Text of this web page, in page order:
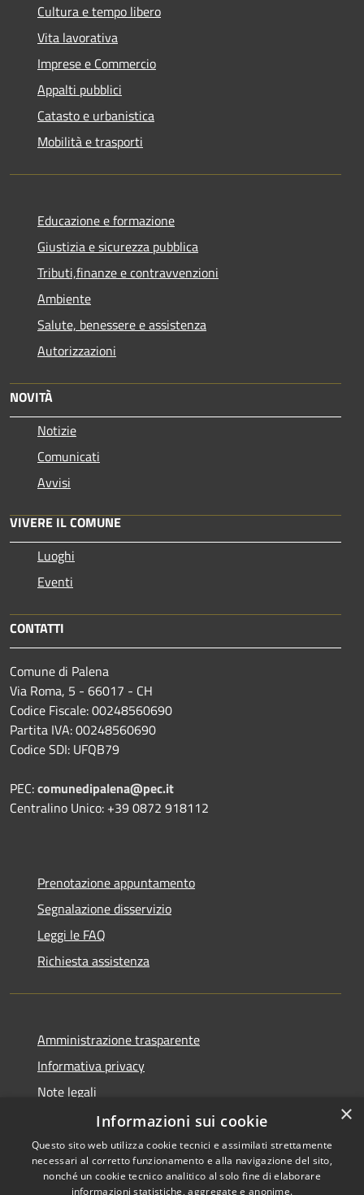
Cultura e tempo libero
Vita lavorativa
Imprese e Commercio
Appalti pubblici
Catasto e urbanistica
Mobilità e trasporti
Educazione e formazione
Giustizia e sicurezza pubblica
Tributi,finanze e contravvenzioni
Ambiente
Salute, benessere e assistenza
Autorizzazioni
NOVITÀ
Notizie
Comunicati
Avvisi
VIVERE IL COMUNE
Luoghi
Eventi
CONTATTI
Comune di Palena
Via Roma, 5 - 66017 - CH
Codice Fiscale: 00248560690
Partita IVA: 00248560690
Codice SDI: UFQB79
PEC:comunedipalena@pec.it
Centralino Unico: +39 0872 918112
Prenotazione appuntamento
Segnalazione disservizio
Leggi le FAQ
Richiesta assistenza
Amministrazione trasparente
Informativa privacy
Note legali
Dichiarazione di accessibilità
×
Informazioni sui cookie
Questo sito web utilizza cookie tecnici e assimilati strettamente
necessari al corretto funzionamento e alla navigazione del sito,
nonché un cookie tecnico analitico al solo fine di elaborare
informazioni statistiche, aggregate e anonime.